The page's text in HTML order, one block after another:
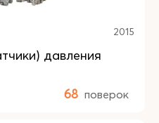
2015
давления
68 поверок